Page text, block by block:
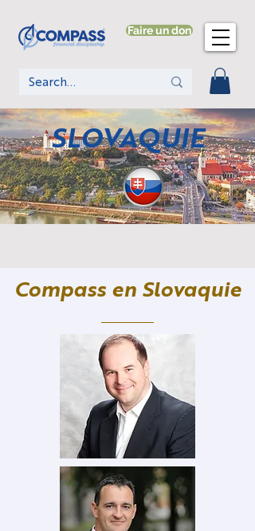
Faire un don
SLOVAQUIE
Compass en Slovaquie